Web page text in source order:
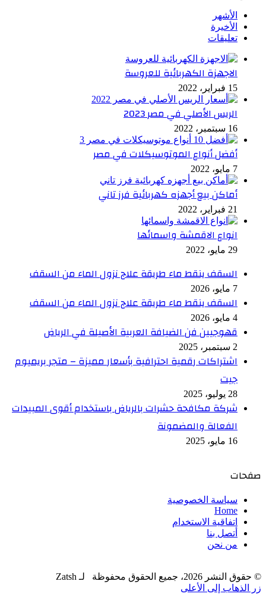
الأشهر
الأخيرة
تعليقات
الاجهزة الكهربائية للعروسة
15 فبراير، 2022
الريس الأصلي في مصر 2023
16 سبتمبر، 2022
أفضل أنواع الموتوسيكلات في مصر
7 مايو، 2022
أماكن بيع أجهزه كهربائية فرز تاني
21 فبراير، 2022
انواع الاقمشة واسمائها
29 مايو، 2022
السقف ينقط ماء طريقة علاج نزول الماء من السقف
7 مايو، 2026
السقف ينقط ماء طريقة علاج نزول الماء من السقف
4 مايو، 2026
قهوجيين فن الضيافة العربية الأصيلة في الرياض
2 سبتمبر، 2025
اشتراكات رقمية احترافية بأسعار مميزة – متجر بريميوم
جيت
28 يوليو، 2025
شركة مكافحة حشرات بالرياض باستخدام أقوى المبيدات
الفعالة والمضمونة
16 مايو، 2025
صفحات
سياسة الخصوصية
Home
اتفاقية الاستخدام
أتصل بنا
من نحن
© حقوق النشر 2026، جميع الحقوق محفوظة لـ Zatsh
زر الذهاب إلى الأعلى